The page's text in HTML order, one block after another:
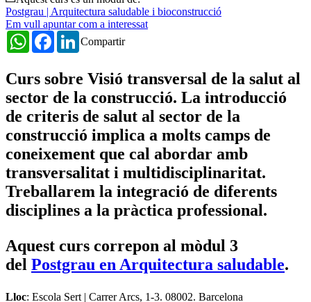
Postgrau | Arquitectura saludable i bioconstrucció
Em vull apuntar com a interessat
Compartir
WhatsAppFacebookLinkedIn
Curs sobre Visió transversal de la salut al
sector de la construcció. La introducció
de criteris de salut al sector de la
construcció implica a molts camps de
coneixement que cal abordar amb
transversalitat i multidisciplinaritat.
Treballarem la integració de diferents
disciplines a la pràctica professional.
Aquest curs correpon al mòdul 3
del Postgrau en Arquitectura saludable.
Lloc: Escola Sert | Carrer Arcs, 1-3. 08002. Barcelona